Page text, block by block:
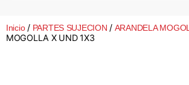
Inicio/ PARTES SUJECION / ARANDELA
MOGOLLA X UND 1X3